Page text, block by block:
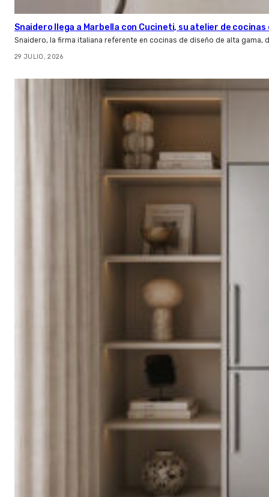
Snaidero llega a Marbella con Cucineti, su atelier de cocinas
Snaidero, la firma italiana referente en cocinas de diseño de alta gama,
29 JULIO, 2026